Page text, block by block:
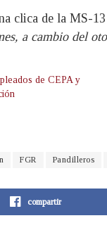
clica de la MS-13
a cambio del
de CEPA y
FGR Pandilleros
compartir